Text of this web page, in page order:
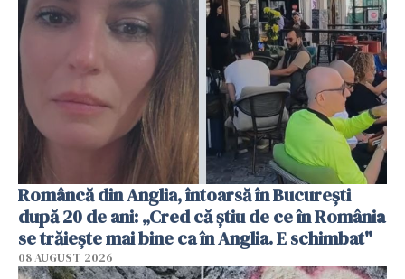
Româncă din Anglia, întoarsă în București
după 20 de ani: „Cred că știu de ce în România
se trăiește mai bine ca în Anglia. E schimbat"
08 AUGUST 2026